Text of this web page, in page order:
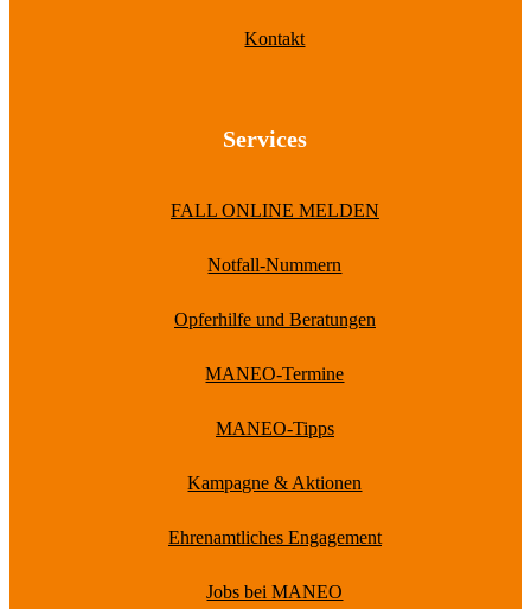
Kontakt
Services
FALL ONLINE MELDEN
Notfall-Nummern
Opferhilfe und Beratungen
MANEO-Termine
MANEO-Tipps
Kampagne & Aktionen
Ehrenamtliches Engagement
Jobs bei MANEO